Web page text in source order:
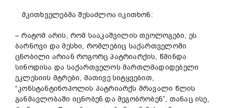
მკითხველებმა შესაძლოა იკითხონ:
– რატომ არის, რომ სააკაშვილის თეოლოგები, ეს
ბარნოვი და მესხი, რომლებიც საქართველოში
ცნობილი არიან როგორც პატრიარქის, წმინდა
სინოდისა და საქართველოს მართლმადიდებელი
ეკლესიის მტრები, მათივე სიტყვებით,
“კონსტანტინოპოლის პატრიარქს მრავალი წლის
განმავლობაში იცნობენ და მეგობრობენ”, თანაც ისე,